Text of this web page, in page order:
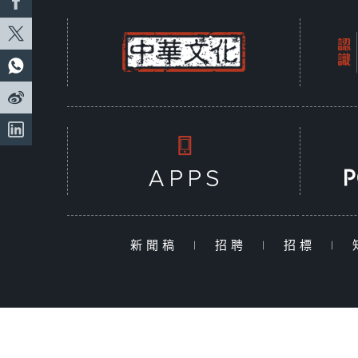
新聞稿 | 招聘 | 招標 |